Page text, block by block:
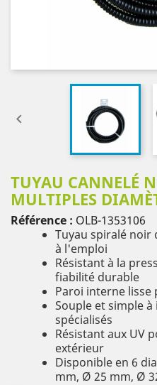

TUYAU CANNELÉ
MULTIPLES
Référence : OLB-1353106
Tuyau spiralé noir
à l'emploi
Résistant à la
fiabilité durable
Paroi interne
Souple et simple
spécialisés
Résistant aux UV
extérieur
Disponible en 6
mm, Ø 25 mm, Ø